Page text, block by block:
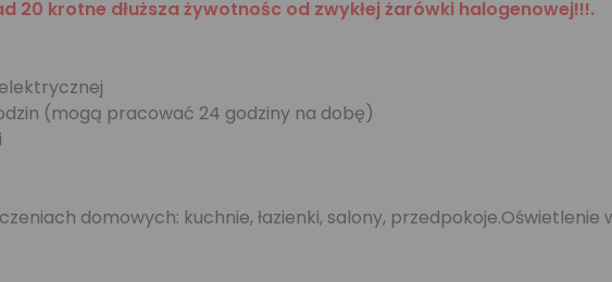
20 krotne dłuższa żywotnośc od zwykłej żarówki halogenowej!!!.
(mogą pracować 24 godziny na dobę)
domowych: kuchnie, łazienki, salony, przedpokoje.Oświetlenie